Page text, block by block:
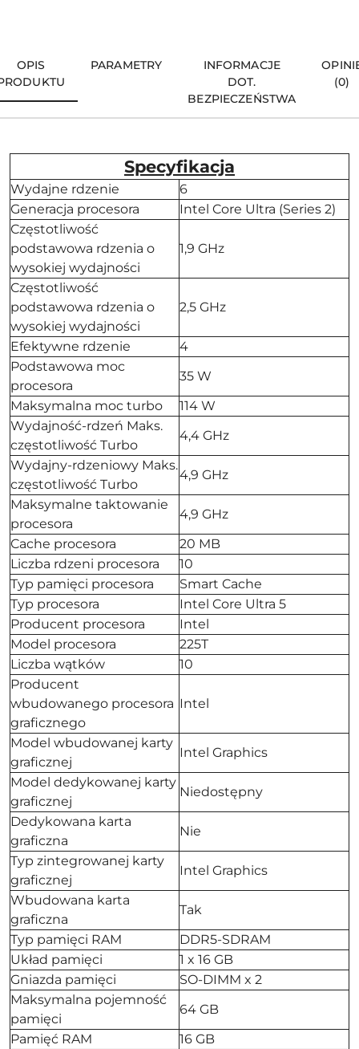
OPIS
PARAMETRY
INFORMACJE
DOT.
BEZPIECZEŃSTWA
(0)
Specyfikacja
Wydajne rdzenie
6
Generacja procesora
Intel Core Ultra (Series 2)
Częstotliwość
podstawowa rdzenia o
wysokiej wydajności
1,9 GHz
Częstotliwość
podstawowa rdzenia o
wysokiej wydajności
2,5 GHz
Efektywne rdzenie
4
Podstawowa moc
procesora
35 W
Maksymalna moc turbo
114 W
Wydajność-rdzeń Maks.
częstotliwość Turbo
4,4 GHz
Wydajny-rdzeniowy Maks.
częstotliwość Turbo
4,9 GHz
Maksymalne taktowanie
procesora
4,9 GHz
Cache procesora
20 MB
Liczba rdzeni procesora
10
Typ pamięci procesora
Smart Cache
Typ procesora
Intel Core Ultra 5
Producent procesora
Intel
Model procesora
225T
Liczba wątków
10
Producent
wbudowanego procesora
graficznego
Intel
Model wbudowanej karty
graficznej
Intel Graphics
Model dedykowanej karty
graficznej
Niedostępny
Dedykowana karta
graficzna
Nie
Typ zintegrowanej karty
graficznej
Intel Graphics
Wbudowana karta
graficzna
Tak
Typ pamięci RAM
DDR5-SDRAM
Układ pamięci
1 x 16 GB
Gniazda pamięci
SO-DIMM x 2
Maksymalna pojemność
pamięci
64 GB
Pamięć RAM
16 GB